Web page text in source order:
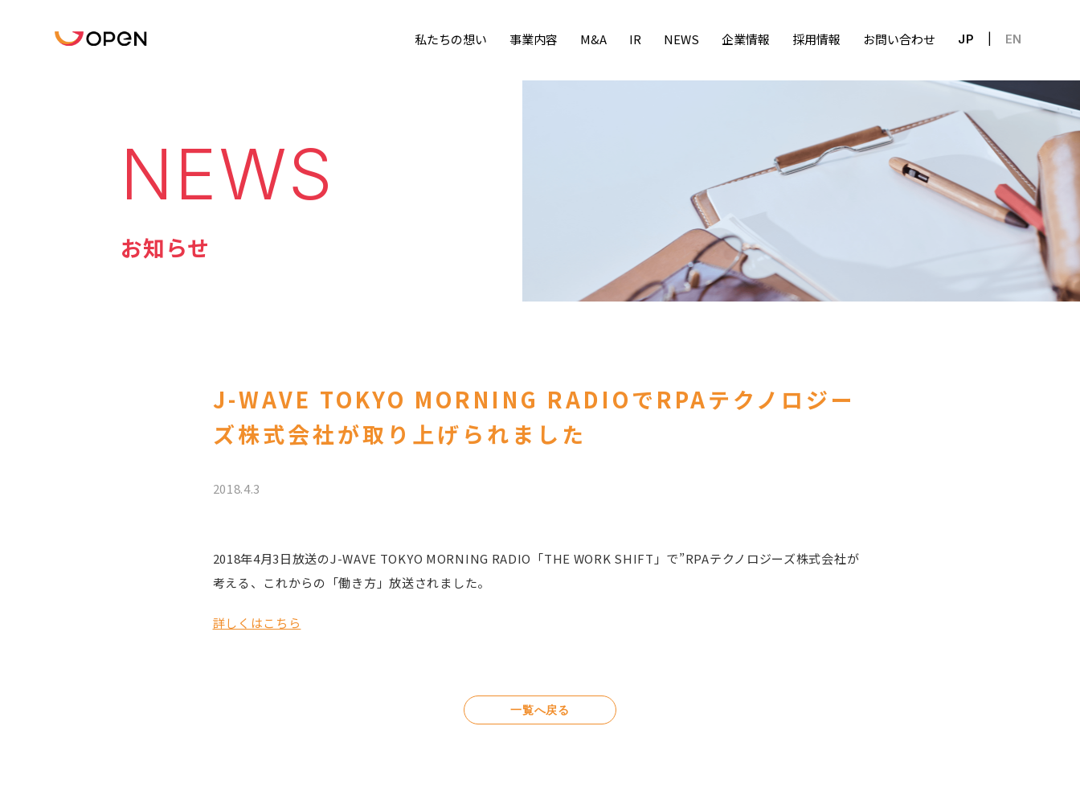
私たちの想い 事業内容 M&A IR NEWS 企業情報 採用情報 お問い合わせ EN
JP
NEWS
お知らせ
J-WAVE TOKYO MORNING RADIOでRPAテクノロジー
ズ株式会社が取り上げられました
2018.4.3
2018年4月3日放送のJ-WAVE TOKYO MORNING RADIO「THE WORK SHIFT」で”RPAテクノロジーズ株式会社が
考える、これからの「働き方」放送されました。
詳しくはこちら
一覧へ戻る